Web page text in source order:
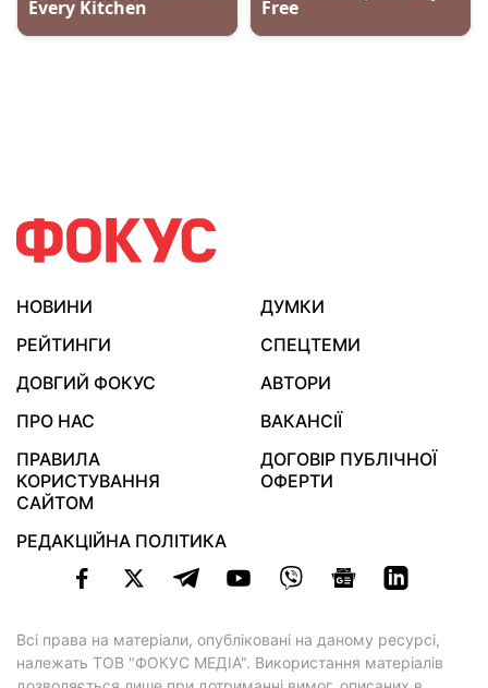
НОВИНИ
ДУМКИ
РЕЙТИНГИ
СПЕЦТЕМИ
ДОВГИЙ ФОКУС
АВТОРИ
ПРО НАС
ВАКАНСІЇ
ПРАВИЛА
КОРИСТУВАННЯ
САЙТОМ
ДОГОВІР ПУБЛІЧНОЇ
ОФЕРТИ
РЕДАКЦІЙНА ПОЛІТИКА
Всі права на матеріали, опубліковані на даному ресурсі,
належать ТОВ "ФОКУС МЕДІА". Використання матеріалів